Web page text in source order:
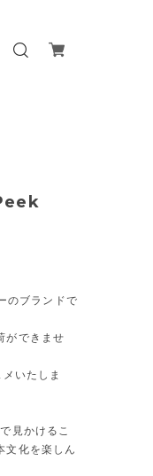
のブランドで
ができませ
いたしま
見かけるこ
文化を楽しん